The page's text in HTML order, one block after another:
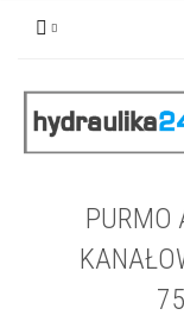
PURMO